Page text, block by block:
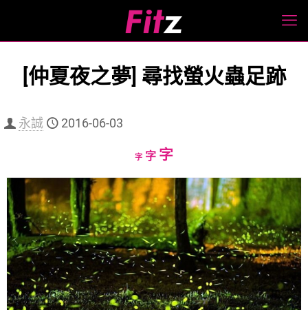
[仲夏夜之夢] 尋找螢火蟲足跡
永誠 2016-06-03
字Decrease
size.
字Reset
size.
字Increase
size.